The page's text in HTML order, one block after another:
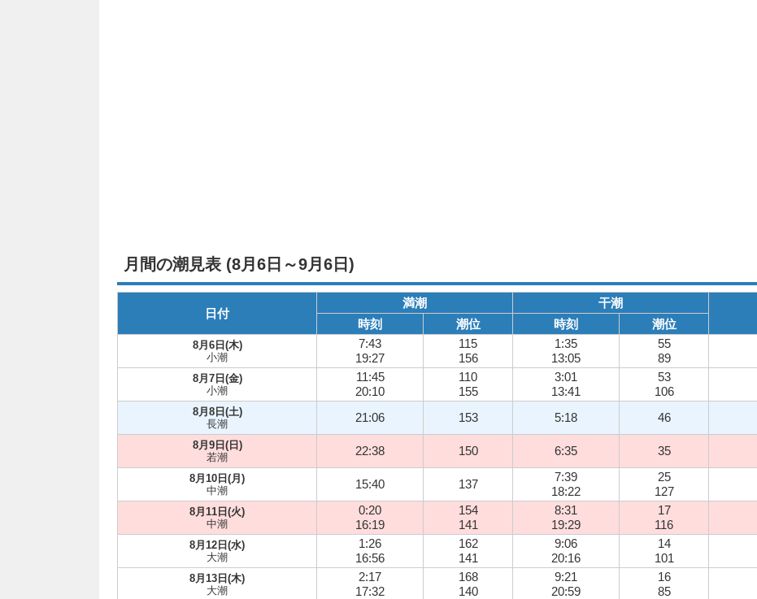
月間の潮見表 (8月6日～9月6日)
日付
満潮 干潮
時刻 潮位 時刻 潮位
8月6日(木)
小潮
7:43
19:27
115
156
1:35
13:05
55
89
8月7日(金)
小潮
11:45
20:10
110
155
3:01
13:41
53
106
8月8日(土)
長潮
21:06 153 5:18 46
8月9日(日)
若潮
22:38 150 6:35 35
8月10日(月)
中潮
15:40 137
7:39
18:22
25
127
8月11日(火)
中潮
0:20
16:19
154
141
8:31
19:29
17
116
8月12日(水)
大潮
1:26
16:56
162
141
9:06
20:16
14
101
8月13日(木)
大潮
2:17
17:32
168
140
9:21
20:59
16
85